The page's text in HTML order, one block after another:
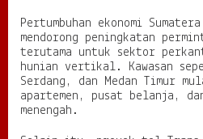
Pertumbuhan ekonomi
mendorong peningkatan
terutama untuk sektor
hunian vertikal. Kawasan
Serdang, dan Medan Timur
apartemen, pusat belanja,
menengah.